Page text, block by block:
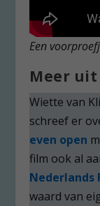
Een
Meer
Wiette van
schreef er
even open
film ook al
waard van